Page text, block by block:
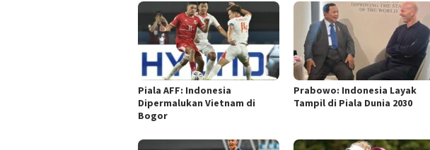
Piala AFF: Indonesia
Dipermalukan Vietnam di
Bogor
Prabowo: Indonesia Layak
Tampil di Piala Dunia 2030